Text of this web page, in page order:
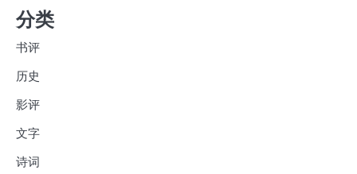
分类
书评
历史
影评
文字
诗词